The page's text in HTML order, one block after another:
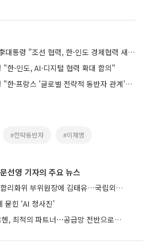
허황후 언급한 李대통령 "조선 협력, 한-인도 경제협력 새 출발점"
"한-인도, AI·디지털 협력 확대 합의"
·프랑스 '글로벌 전략적 동반자 관계'로 격상"
#전략동반자 #이재명
선영 기자의 주요 뉴스
이 대통령, 규제합리화위 부위원장에 김태유…국립외교원장 김흥규
묻힌 ‘AI 청사진’
이 대통령 “아르헨, 최적의 파트너⋯공급망 전반으로 확대”